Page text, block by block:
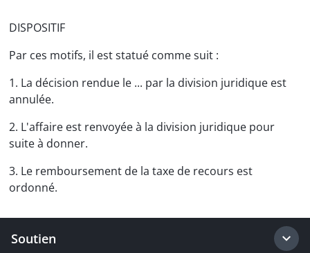
DISPOSITIF
Par ces motifs, il est statué comme suit :
1. La décision rendue le ... par la division juridique est
annulée.
2. L'affaire est renvoyée à la division juridique pour
suite à donner.
3. Le remboursement de la taxe de recours est
ordonné.
Soutien